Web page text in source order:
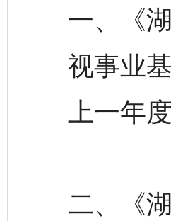
一、《
视事业
上一年
二、《